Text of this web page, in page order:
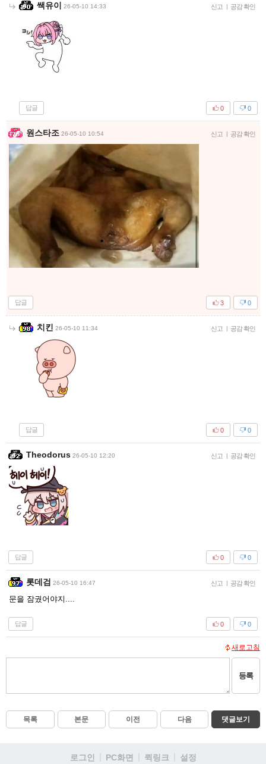
쌕유이 26-05-10 14:33 신고 | 공감 확인
답글 0
0
원스타조 26-05-10 10:54 신고 | 공감 확인
답글 0
3
치킨 26-05-10 11:34 신고 | 공감 확인
답글 0
0
Theodorus 26-05-10 12:20 신고 | 공감 확인
답글 0
0
롯데검 26-05-10 16:47 신고 | 공감 확인
문을 잠궜어야지....
답글 0
0
새로고침
등록
목록 본문 이전 다음 댓글보기
로그인 PC화면 퀵링크 설정